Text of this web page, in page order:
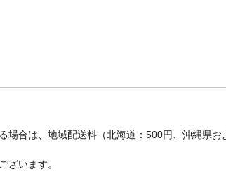
合は、地域配送料（北海道：500円、沖縄県
ざいます。